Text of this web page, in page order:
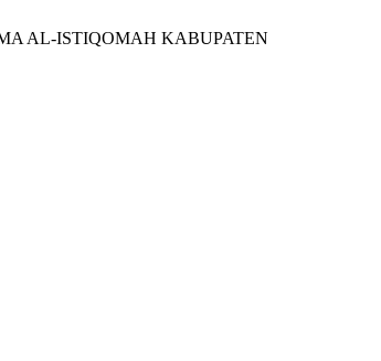
AL-ISTIQOMAH KABUPATEN